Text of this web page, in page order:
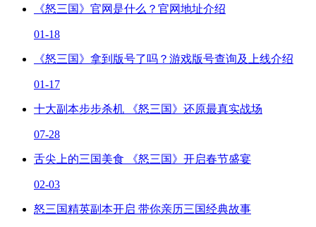
《怒三国》官网是什么？官网地址介绍
01-18
《怒三国》拿到版号了吗？游戏版号查询及上线介绍
01-17
十大副本步步杀机 《怒三国》还原最真实战场
07-28
舌尖上的三国美食 《怒三国》开启春节盛宴
02-03
怒三国精英副本开启 带你亲历三国经典故事